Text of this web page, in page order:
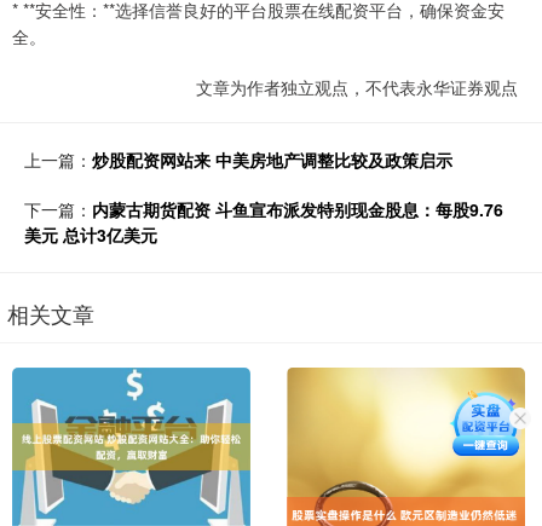
* **安全性：**选择信誉良好的平台股票在线配资平台，确保资金安
全。
文章为作者独立观点，不代表永华证券观点
上一篇： 炒股配资网站来 中美房地产调整比较及政策启示
下一篇： 内蒙古期货配资 斗鱼宣布派发特别现金股息：每股9.76
美元 总计3亿美元
相关文章